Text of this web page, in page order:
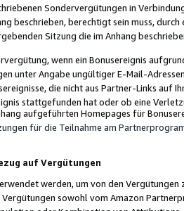
Sondervergütungen in
beschrieben, berechtigt sein muss,
Sitzung die im Anhang
wenn ein Bonusereignis
unter Angabe ungültiger E-Mail-
die nicht aus Partner-Links auf
stattgefunden hat oder ob eine
aufgeführten Homepages für
für die Teilnahme am
auf Vergütungen
werden, um von den
Vergütungen sowohl vom Amazon